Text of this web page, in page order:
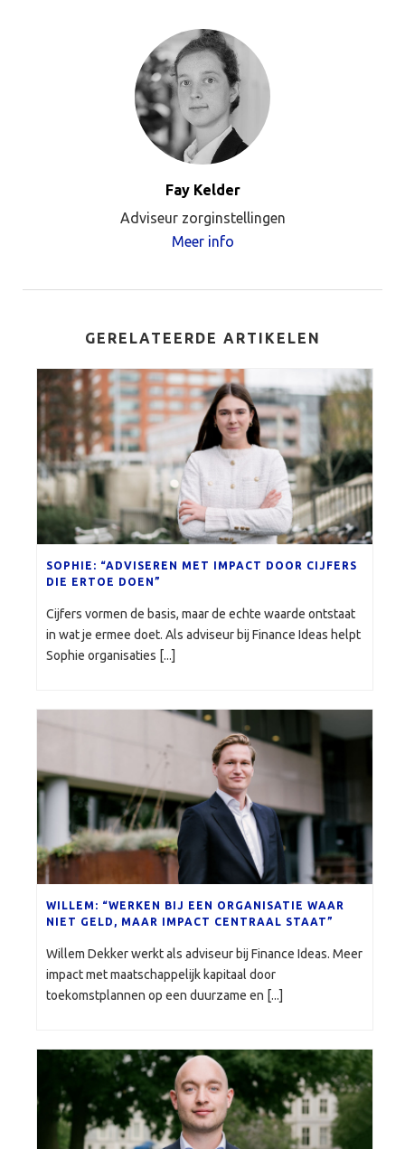
Fay Kelder
Adviseur zorginstellingen
Meer info
GERELATEERDE ARTIKELEN
SOPHIE: “ADVISEREN MET IMPACT DOOR CIJFERS
DIE ERTOE DOEN”
Cijfers vormen de basis, maar de echte waarde ontstaat
in wat je ermee doet. Als adviseur bij Finance Ideas helpt
Sophie organisaties [...]
WILLEM: “WERKEN BIJ EEN ORGANISATIE WAAR
NIET GELD, MAAR IMPACT CENTRAAL STAAT”
Willem Dekker werkt als adviseur bij Finance Ideas. Meer
impact met maatschappelijk kapitaal door
toekomstplannen op een duurzame en [...]